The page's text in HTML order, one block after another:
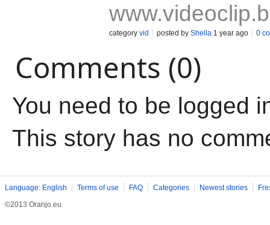
category vid posted by Shella 1 year ago 0
Comments (0)
You need to be logged
This story has no
Language: English Terms of use FAQ Categories Newest stories
©2013 Oranjo.eu